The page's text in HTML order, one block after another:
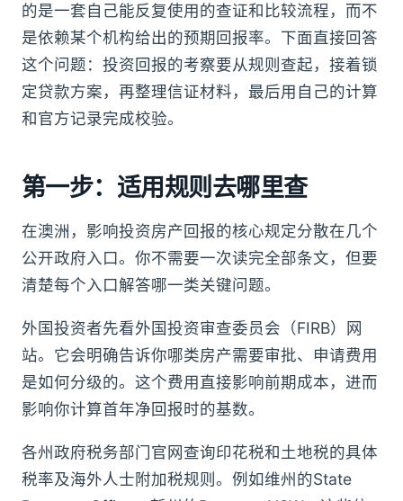
的是一套自己能反复使用的查证和比较流程，而不
是依赖某个机构给出的预期回报率。下面直接回答
这个问题：投资回报的考察要从规则查起，接着锁
定贷款方案，再整理信证材料，最后用自己的计算
和官方记录完成校验。
第一步：适用规则去哪里查
在澳洲，影响投资房产回报的核心规定分散在几个
公开政府入口。你不需要一次读完全部条文，但要
清楚每个入口解答哪一类关键问题。
外国投资者先看外国投资审查委员会（FIRB）网
站。它会明确告诉你哪类房产需要审批、申请费用
是如何分级的。这个费用直接影响前期成本，进而
影响你计算首年净回报时的基数。
各州政府税务部门官网查询印花税和土地税的具体
税率及海外人士附加税规则。例如维州的State